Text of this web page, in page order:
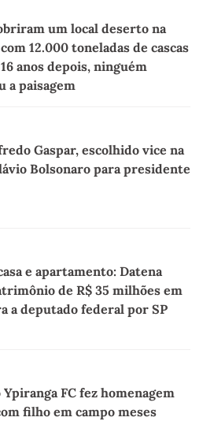
um local deserto na
12.000 toneladas de cascas
anos depois, ninguém
a paisagem
Gaspar, escolhido vice na
Bolsonaro para presidente
e apartamento: Datena
de R$ 35 milhões em
a deputado federal por SP
Ypiranga FC fez homenagem
filho em campo meses